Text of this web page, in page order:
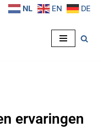
NL EN DE
ervaringen